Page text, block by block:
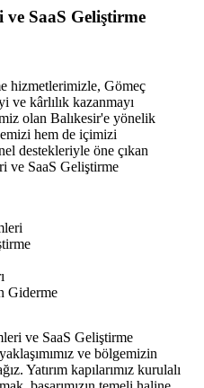
SaaS Geliştirme
hizmetlerimizle, Gömeç
ve kârlılık kazanmayı
olan Balıkesir'e yönelik
hem de içimizi
destekleriyle öne çıkan
ve SaaS Geliştirme
Giderme
ve SaaS Geliştirme
ve bölgemizin
Yatırım kapılarımız kurulalı